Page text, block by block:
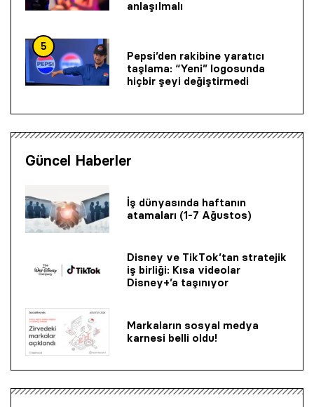
anlaşılmalı
5
Pepsi’den rakibine yaratıcı
taşlama: “Yeni” logosunda
hiçbir şeyi değiştirmedi
Güncel Haberler
İş dünyasında haftanın
atamaları (1-7 Ağustos)
Disney ve TikTok’tan stratejik
iş birliği: Kısa videolar
Disney+’a taşınıyor
Markaların sosyal medya
karnesi belli oldu!